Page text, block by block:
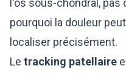
l'os sous-chondral,
pourquoi la douleur
localiser précisément.
Le tracking patellaire